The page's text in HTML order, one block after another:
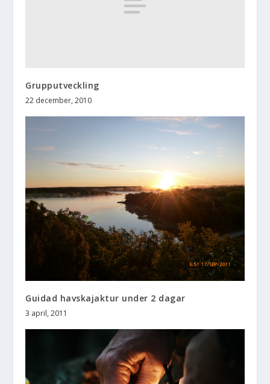
Grupputveckling
22 december, 2010
Guidad havskajaktur under 2 dagar
3 april, 2011